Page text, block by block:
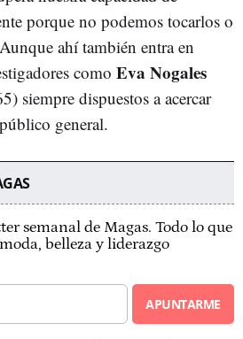
porque no podemos tocarlos o
ahí también entra en
como Eva Nogales
siempre dispuestos a acercar
general.
semanal de Magas. Todo lo que
belleza y liderazgo
APUNTARME